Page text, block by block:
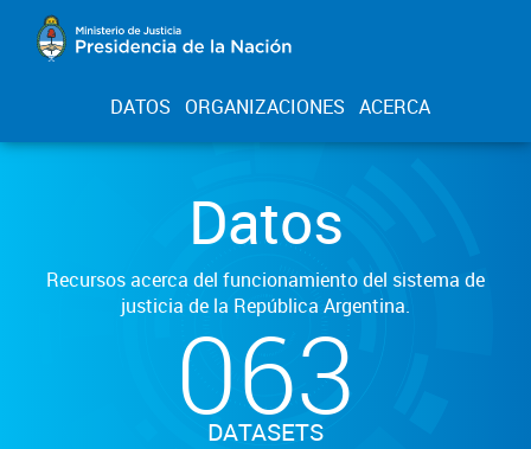
DATOS ORGANIZACIONES ACERCA
Datos
Recursos acerca del funcionamiento del sistema de
justicia de la República Argentina.
063
DATASETS